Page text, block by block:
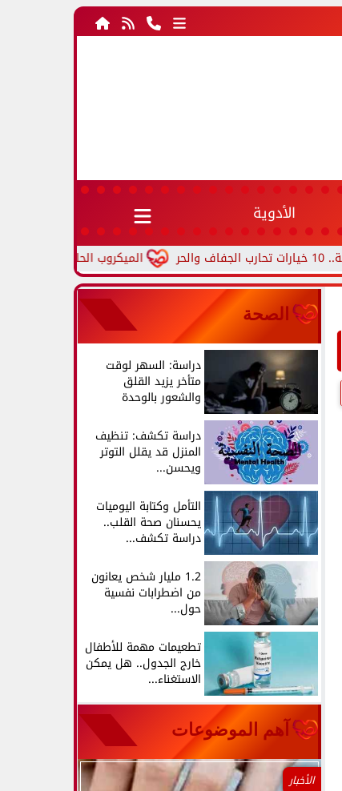
الأدوية
الميكروب الحلزوني.. أعراض جرثومة
الصحة
دراسة: السهر لوقت
متأخر يزيد القلق
والشعور بالوحدة
دراسة تكشف: تنظيف
المنزل قد يقلل التوتر
ويحسن...
التأمل وكتابة اليوميات
يحسنان صحة القلب..
دراسة تكشف...
1.2 مليار شخص يعانون
من اضطرابات نفسية
حول...
تطعيمات مهمة للأطفال
خارج الجدول.. هل يمكن
الاستغناء...
آهم الموضوعات
الأخبار